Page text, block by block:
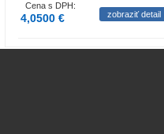
Cena s DPH:
4,0500 € zobraziť detail